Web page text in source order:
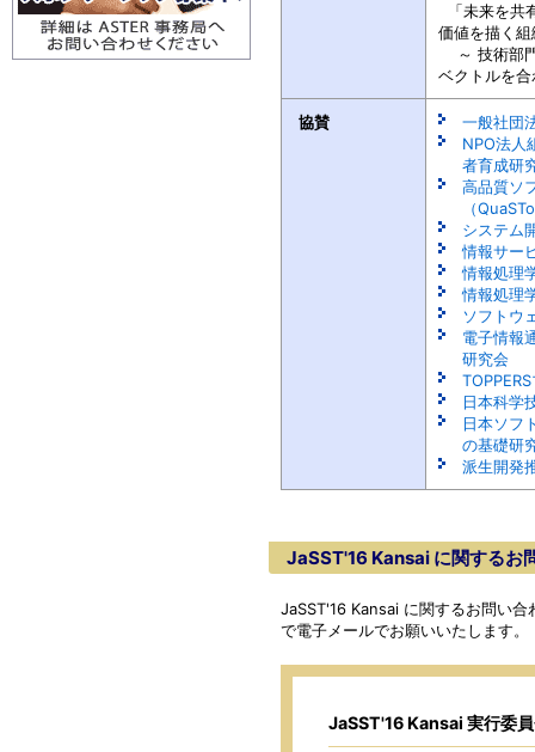
「未来を共
価値を描く
～ 技術部
ベクトルを
協賛
一般社団
NPO法人
者育成研
高品質ソ
（
システム
情報サー
情報処理
情報処理
ソフトウ
電子情報
研究会
日本科学
日本ソフ
の基礎研
派生開発
JaSST'16 Kansai に関するお
JaSST'16 Kansai に関するお問い
で電子メールでお願いいたします。
JaSST'16 Kansai 実行委